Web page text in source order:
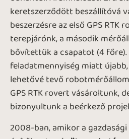
keretszerződött beszállítóvá
beszerzésre az első GPS RTK
terepjárónk, a második
bővítettük a csapatot (4 főre).
feladatmennyiség miatt
lehetővé tevő
GPS RTK rovert vásároltunk,
bizonyultunk a beérkező
2008-ban, amikor a